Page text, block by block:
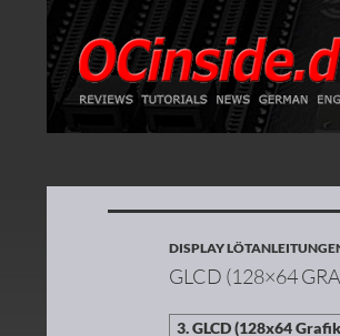
DISPLAY
GLCD (128×64